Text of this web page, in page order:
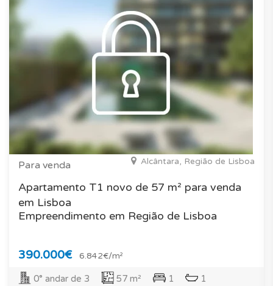
Para venda Alcântara, Região de Lisboa
Apartamento T1 novo de 57 m² para venda
em Lisboa
Empreendimento em Região de Lisboa
390.000€ 6.842€/m²
0° andar de 3 57 m² 1 1